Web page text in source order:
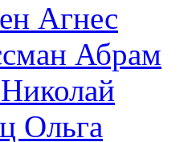
Агнес
Абрам
Ольга